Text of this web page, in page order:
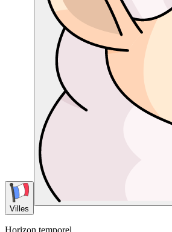
Villes
Horizon temporel